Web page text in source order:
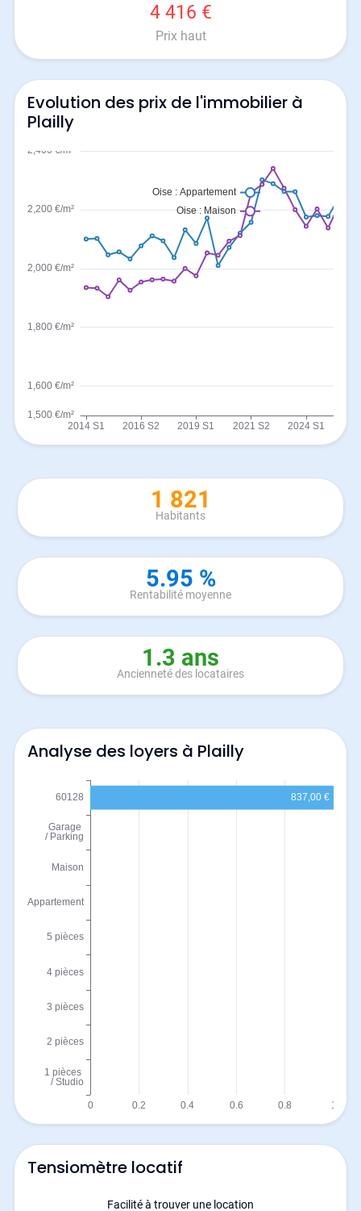
4 416 €
Prix haut
Evolution des prix de l'immobilier à
Plailly
1 821
Habitants
5.95 %
Rentabilité moyenne
1.3 ans
Ancienneté des locataires
Analyse des loyers à Plailly
Tensiomètre locatif
Facilité à trouver une location